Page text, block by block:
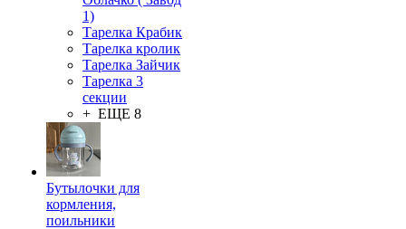
1)
Тарелка Крабик
Тарелка кролик
Тарелка Зайчик
Тарелка 3
секции
+ ЕЩЕ 8
Бутылочки для
кормления,
поильники